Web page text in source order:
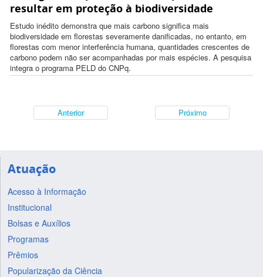
resultar em proteção à biodiversidade
Estudo inédito demonstra que mais carbono significa mais
biodiversidade em florestas severamente danificadas, no entanto, em
florestas com menor interferência humana, quantidades crescentes de
carbono podem não ser acompanhadas por mais espécies. A pesquisa
integra o programa PELD do CNPq.
Anterior Próximo
Atuação
Acesso à Informação
Institucional
Bolsas e Auxílios
Programas
Prêmios
Popularização da Ciência